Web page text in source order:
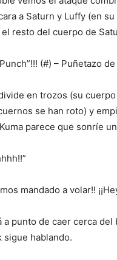
a Saturn y Luffy (en
resto del cuerpo de
Punch”!!! (#) – Puñetazo
en trozos (su
se han roto) y
parece que sonríe
mandado a volar!!
a punto de caer cerca
sigue hablando.